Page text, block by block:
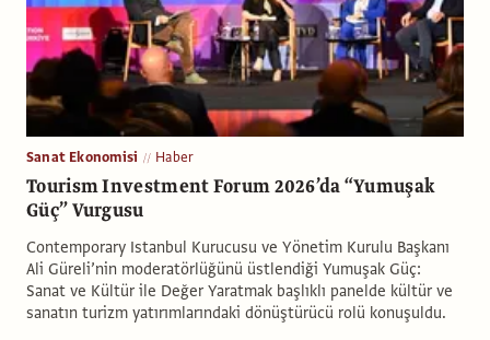
Sanat Ekonomisi Haber
Tourism Investment Forum 2026’da “Yumuşak
Güç” Vurgusu
Contemporary Istanbul Kurucusu ve Yönetim Kurulu Başkanı
Ali Güreli’nin moderatörlüğünü üstlendiği Yumuşak Güç:
Sanat ve Kültür ile Değer Yaratmak başlıklı panelde kültür ve
sanatın turizm yatırımlarındaki dönüştürücü rolü konuşuldu.